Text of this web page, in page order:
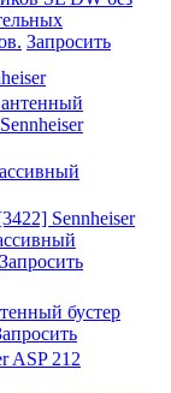
Запросить
Sennheiser
Запросить
бустер
ASP 212